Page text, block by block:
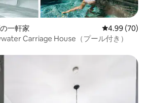
一軒家 レビュー70
4.99 (70)
Carriage House（プール付き）